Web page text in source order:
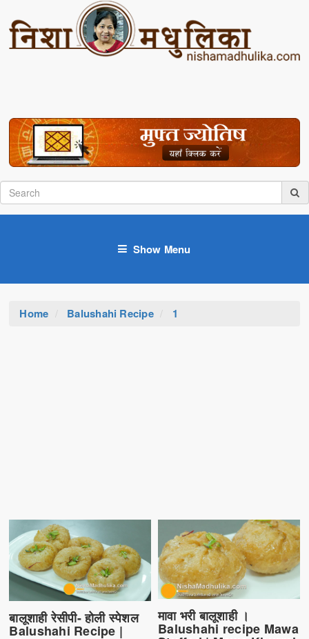
Show Menu
Home Balushahi Recipe 1
बालूशाही रेसीपी- होली स्पेशल
Balushahi Recipe |
मावा भरी बालूशाही ।
Balushahi recipe Mawa